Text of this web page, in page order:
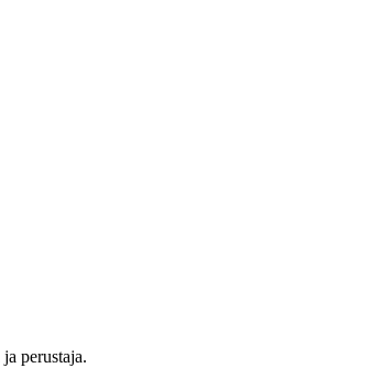
perustaja.